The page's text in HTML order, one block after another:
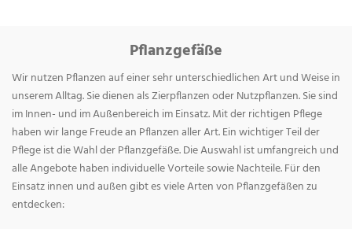
Pflanzgefäße
Wir nutzen Pflanzen auf einer sehr unterschiedlichen Art und Weise in
unserem Alltag. Sie dienen als Zierpflanzen oder Nutzpflanzen. Sie sind
im Innen- und im Außenbereich im Einsatz. Mit der richtigen Pflege
haben wir lange Freude an Pflanzen aller Art. Ein wichtiger Teil der
Pflege ist die Wahl der Pflanzgefäße. Die Auswahl ist umfangreich und
alle Angebote haben individuelle Vorteile sowie Nachteile. Für den
Einsatz innen und außen gibt es viele Arten von Pflanzgefäßen zu
entdecken: